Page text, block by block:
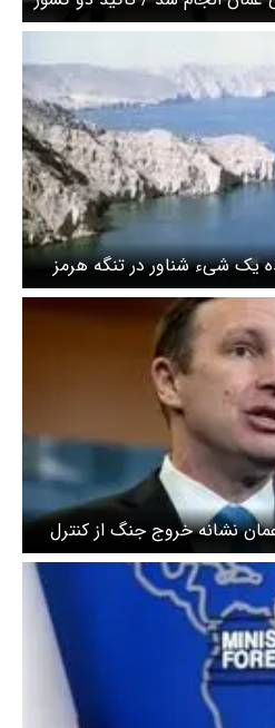
و تقویت روند کاهش تنش و
یک شیء شناور در تنگه هرمز
عمان نشانه خروج جنگ از کنترل